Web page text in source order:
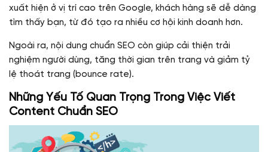
xuất hiện ở vị trí cao trên Google, khách hàng sẽ dễ dàng
tìm thấy bạn, từ đó tạo ra nhiều cơ hội kinh doanh hơn.
Ngoài ra, nội dung chuẩn SEO còn giúp cải thiện trải
nghiệm người dùng, tăng thời gian trên trang và giảm tỷ
lệ thoát trang (bounce rate).
Những Yếu Tố Quan Trọng Trong Việc Viết
Content Chuẩn SEO